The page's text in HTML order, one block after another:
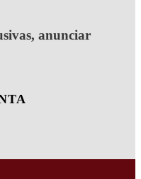
anunciar